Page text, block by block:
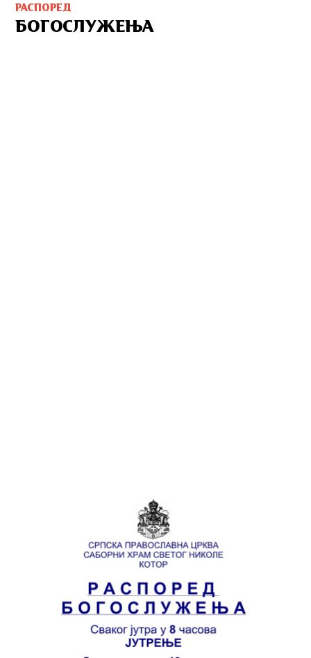
РАСПОРЕД
БОГОСЛУЖЕЊА